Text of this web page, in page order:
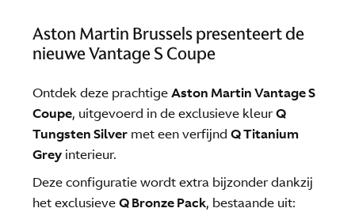
Aston Martin Brussels presenteert de
nieuwe Vantage S Coupe
Ontdek deze prachtigeAston Martin Vantage S
Coupe, uitgevoerd in de exclusieve kleurQ
Tungsten Silver met een verfijndQ Titanium
Grey interieur.
Deze configuratie wordt extra bijzonder dankzij
het exclusieveQ Bronze Pack, bestaande uit: